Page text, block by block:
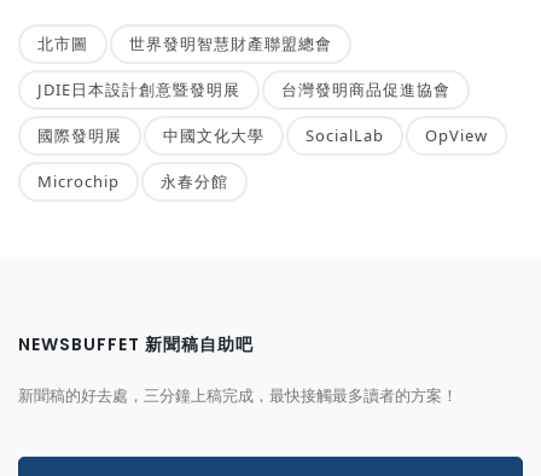
北市圖 世界發明智慧財產聯盟總會
JDIE日本設計創意暨發明展 台灣發明商品促進協會
國際發明展 中國文化大學 SocialLab OpView
Microchip 永春分館
NEWSBUFFET 新聞稿自助吧
新聞稿的好去處，三分鐘上稿完成，最快接觸最多讀者的方案！